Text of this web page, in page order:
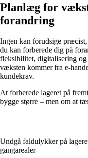
Planlæg for
forandring
Ingen kan forudsige
du kan forberede dig på
fleksibilitet, digitalisering
væksten kommer fra e-
kundekrav.
At forberede lageret på
bygge større – men om at
Undgå faldulykker på
gangarealer